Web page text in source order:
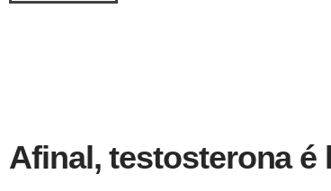
Afinal, testosterona